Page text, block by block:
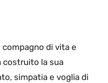
di vita e
costruito la sua
simpatia e voglia di